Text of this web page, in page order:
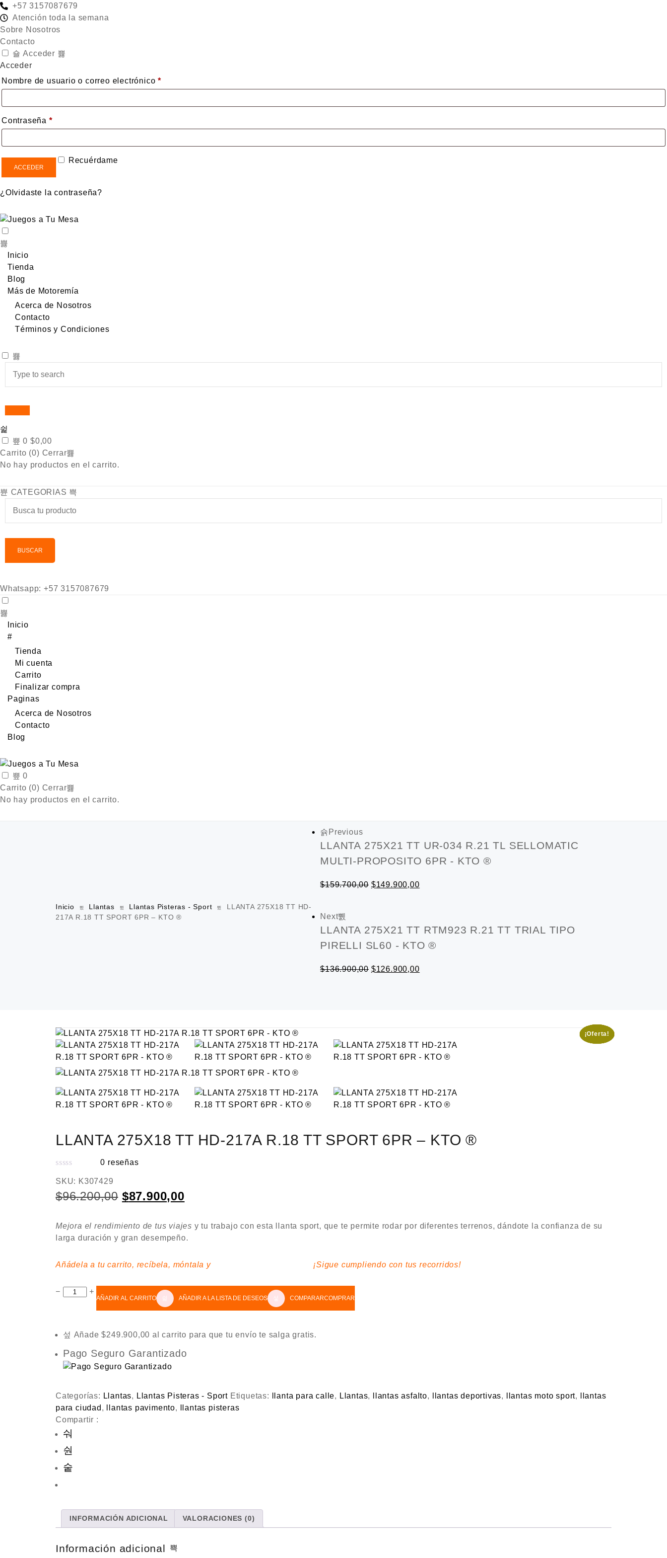
+57 3157087679
Atención toda la semana
Sobre Nosotros
Contacto
Acceder
Acceder
Nombre de usuario o correo electrónico*
Contraseña *Obligatorio
Recuérdame
ACCEDER
¿Olvidaste la contraseña?
Inicio
Tienda
Blog
Más de Motoremía
Acerca de Nosotros
Contacto
Términos y Condiciones
0$0,00
Carrito (0) Cerrar
No hay productos en el carrito.
CATEGORIAS
BUSCAR
Whatsapp: +57 3157087679
Inicio
#
Tienda
Mi cuenta
Carrito
Finalizar compra
Paginas
Acerca de Nosotros
Contacto
Blog
0
Carrito (0) Cerrar
No hay productos en el carrito.
Inicio Llantas Llantas Pisteras - Sport
LLANTA 275X18 TT HD-
217A R.18 TT SPORT 6PR – KTO ®
Previous
LLANTA 275X21 TT UR-034 R.21 TL SELLOMATIC
MULTI-PROPOSITO 6PR - KTO ®
$159.700,00 Original
$149.900,00Current
Next
LLANTA 275X21 TT RTM923 R.21 TT TRIAL TIPO
PIRELLI SL60 - KTO ®
$136.900,00 Original
$126.900,00Current
LLANTA 275X18 TT HD-217A R.18 TT SPORT 6PR – KTO ®
V
l
r
a
o
0 reseñas
SKU: K307429
$96.200,00 Original
was:
$87.900,00Current
is:
Mejora el rendimiento de tus viajes y tu trabajo con esta llanta sport, que te permite rodar por diferentes terrenos, dándote laconfianza de su
larga duración y gran desempeño.
Añádela a tu carrito, recíbela, móntala y ¡Sigue cumpliendo con tus recorridos!
−
LLANTA
217A
R.18
TT
-
KTO
®
cantidad
+
AÑADIR AL CARRITO AÑADIR A LA LISTA DE DESEOS COMPARARCOMPRAR
Añade$249.900,00 al carrito para que tu envío te salga gratis.
Pago Seguro Garantizado
Categorías: Llantas, Llantas Pisteras - Sport Etiquetas: llanta para calle, Llantas, llantas asfalto, llantas deportivas, llantas moto sport,
llantas
para ciudad , llantas pavimento,
llantas pisteras
Compartir :
INFORMACIÓN ADICIONAL VALORACIONES (0)
Información adicional
¡Oferta!
¡Oferta!
¡Oferta!
¡Oferta!